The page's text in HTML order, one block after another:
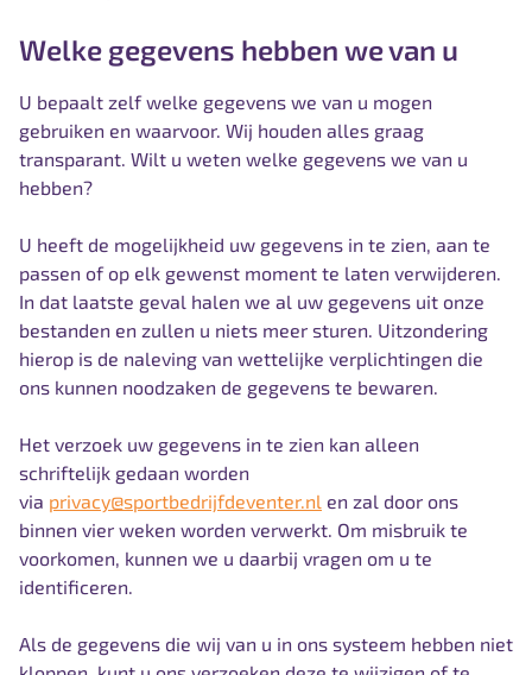
Welke gegevens hebben we van u
U bepaalt zelf welke gegevens we van u mogen
gebruiken en waarvoor. Wij houden alles graag
transparant. Wilt u weten welke gegevens we van u
hebben?
U heeft de mogelijkheid uw gegevens in te zien, aan te
passen of op elk gewenst moment te laten verwijderen.
In dat laatste geval halen we al uw gegevens uit onze
bestanden en zullen u niets meer sturen. Uitzondering
hierop is de naleving van wettelijke verplichtingen die
ons kunnen noodzaken de gegevens te bewaren.
Het verzoek uw gegevens in te zien kan alleen
schriftelijk gedaan worden
via privacy@sportbedrijfdeventer.nl en zal door ons
binnen vier weken worden verwerkt. Om misbruik te
voorkomen, kunnen we u daarbij vragen om u te
identificeren.
Als de gegevens die wij van u in ons systeem hebben niet